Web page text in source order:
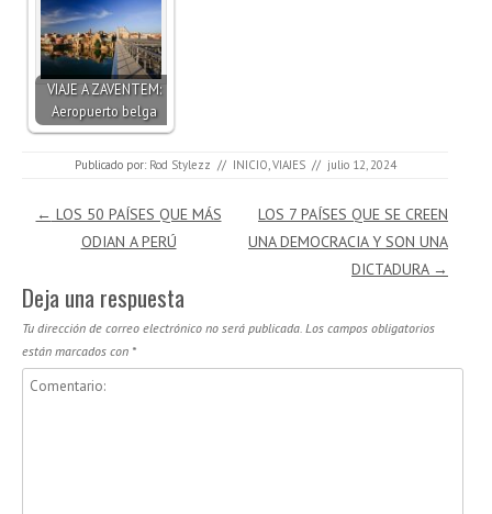
VIAJE A ZAVENTEM:
Aeropuerto belga
Publicado por: Rod Stylezz // INICIO VIAJES // julio 12, 2024
Navegación de entradas
← LOS 50 PAÍSES QUE MÁS
ODIAN A PERÚ
LOS 7 PAÍSES QUE SE CREEN
UNA DEMOCRACIA Y SON UNA
DICTADURA →
Deja una respuesta
Tu dirección de correo electrónico no será publicada. Los campos obligatorios
están marcados con *